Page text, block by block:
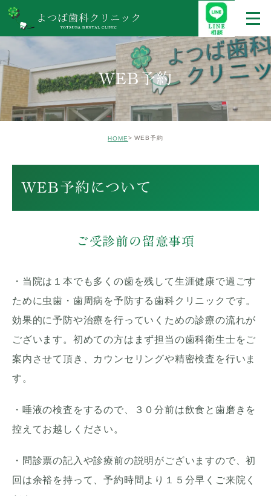
WEB予約
HOME WEB予約
WEB予約について
ご受診前の留意事項
・当院は１本でも多くの歯を残して生涯健康で過ごす
ために虫歯・歯周病を予防する歯科クリニックです。
効果的に予防や治療を行っていくための診療の流れが
ございます。初めての方はまず担当の歯科衛生士をご
案内させて頂き、カウンセリングや精密検査を行いま
す。
・唾液の検査をするので、３０分前は飲食と歯磨きを
控えてお越しください。
・問診票の記入や診療前の説明がございますので、初
回は余裕を持って、予約時間より１５分早くご来院く